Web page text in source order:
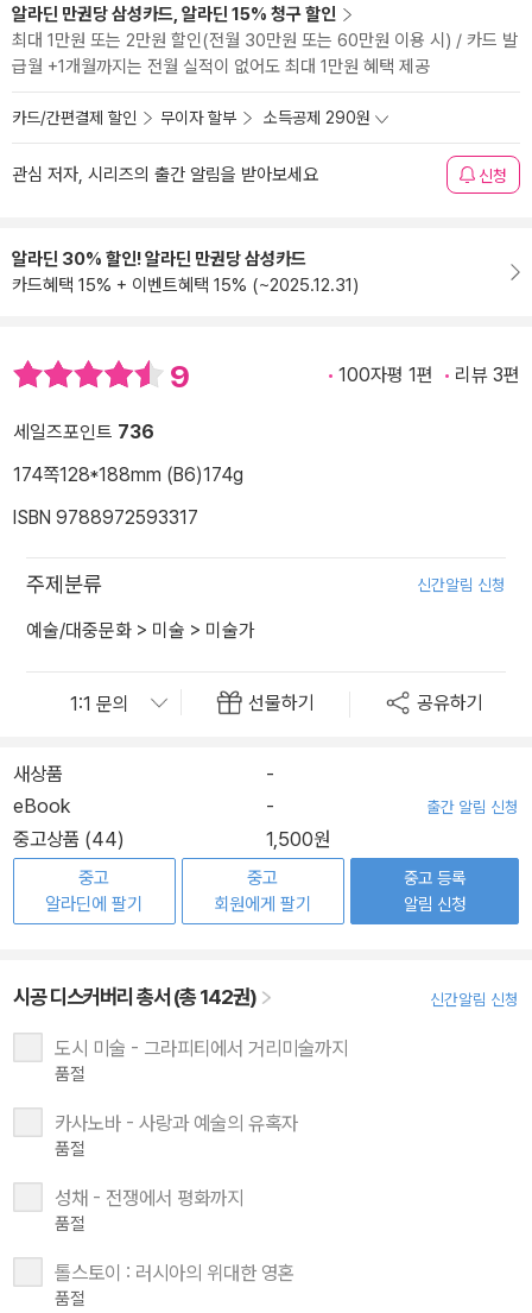
알라딘 만권당 삼성카드, 알라딘 15% 청구 할인
최대 1만원 또는 2만원 할인(전월 30만원 또는 60만원 이용 시) / 카드 발
급월 +1개월까지는 전월 실적이 없어도 최대 1만원 혜택 제공
카드/간편결제 할인 무이자 할부 소득공제 290원
관심 저자, 시리즈의 출간 알림을 받아보세요 신청
알라딘 30% 할인! 알라딘 만권당 삼성카드
카드혜택 15% + 이벤트혜택 15% (~2025.12.31)
9 100자평 1편 리뷰 3편
세일즈포인트 736
174쪽128*188mm (B6)174g
ISBN 9788972593317
주제분류 신간알림 신청
예술/대중문화 > 미술 > 미술가
선물하기 공유하기
새상품
-
eBook
- 출간 알림 신청
중고상품 (44) 1,500원
중고
알라딘에 팔기
중고
회원에게 팔기
중고 등록
알림 신청
시공 디스커버리 총서 (총 142권) 신간알림 신청
도시 미술 - 그라피티에서 거리미술까지
품절
카사노바 - 사랑과 예술의 유혹자
품절
성채 - 전쟁에서 평화까지
품절
톨스토이 : 러시아의 위대한 영혼
품절